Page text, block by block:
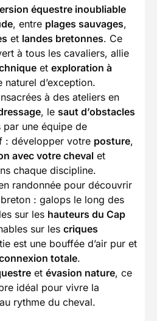
équestre inoubliable
, entre plages sauvages,
et landes bretonnes. Ce
à tous les cavaliers, allie
et exploration à
naturel d’exception.
à des ateliers en
, le saut d’obstacles
par une équipe de
: développer votre posture,
avec votre cheval et
chaque discipline.
randonnée pour découvrir
: galops le long des
sur les hauteurs du Cap
sur les criques
est une bouffée d’air pur et
totale.
et évasion nature, ce
idéal pour vivre la
rythme du cheval.